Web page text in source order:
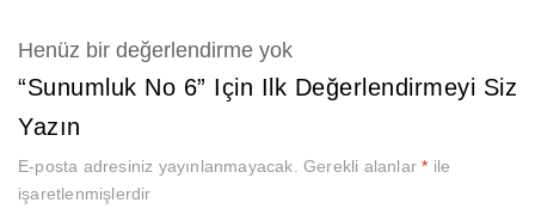
Henüz bir değerlendirme yok
“Sunumluk No 6” Için Ilk Değerlendirmeyi Siz
Yazın
E-posta adresiniz yayınlanmayacak. Gerekli alanlar* ile
işaretlenmişlerdir